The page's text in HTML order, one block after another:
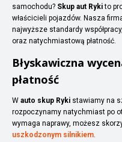
samochodu? Skup aut Rykito
właścicieli pojazdów. Nasza
najwyższe standardy
oraz natychmiastową płatność.
Błyskawiczna
płatność
W auto skup Ryki stawiamy na
rozpoczynamy natychmiast po
wymaga naprawy, możesz
uszkodzonym silnikiem.